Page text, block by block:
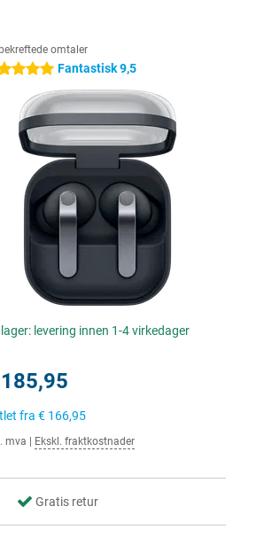
omtaler
Fantastisk 9,5
levering innen 1-4 virkedager
fra€ 166,95
mva Ekskl. fraktkostnader
Gratis retur